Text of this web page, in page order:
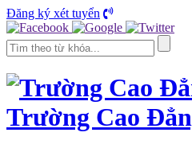
Đăng ký xét tuyển
Trường Cao